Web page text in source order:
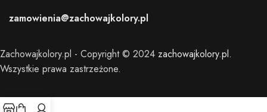
zamowienia@zachowajkolory.pl
Zachowajkolory.pl - Copyright © 2024 zachowajkolory.pl.
Wszystkie prawa zastrzeżone.